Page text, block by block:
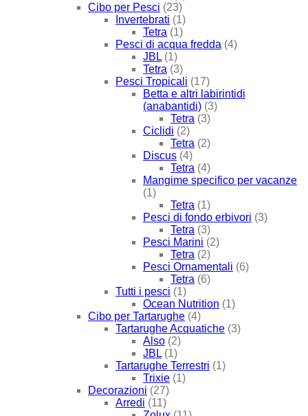
Cibo per Pesci (23)
Invertebrati (1)
Tetra (1)
Pesci di acqua fredda (4)
JBL (1)
Tetra (3)
Pesci Tropicali (17)
Betta e altri labirintidi
(anabantidi) (3)
Tetra (3)
Ciclidi (2)
Tetra (2)
Discus (4)
Tetra (4)
Mangime specifico per vacanze
(1)
Tetra (1)
Pesci di fondo erbivori (3)
Tetra (3)
Pesci Marini (2)
Tetra (2)
Pesci Ornamentali (6)
Tetra (6)
Tutti i pesci (1)
Ocean Nutrition (1)
Cibo per Tartarughe (4)
Tartarughe Acquatiche (3)
Also (2)
JBL (1)
Tartarughe Terrestri (1)
Trixie (1)
Decorazioni (27)
Arredi (11)